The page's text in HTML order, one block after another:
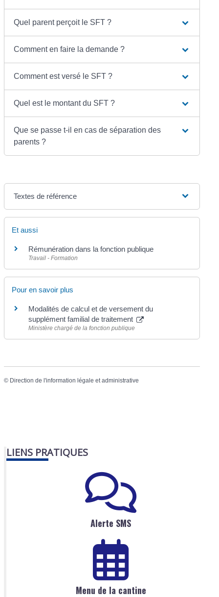
Quel parent perçoit le SFT ?
Comment en faire la demande ?
Comment est versé le SFT ?
Quel est le montant du SFT ?
Que se passe t-il en cas de séparation des
parents ?
Textes de référence
Et aussi
Rémunération dans la fonction publique
Travail - Formation
Pour en savoir plus
Modalités de calcul et de versement du
supplément familial de traitement
Ministère chargé de la fonction publique
© Direction de l'information légale et administrative
LIENS PRATIQUES
Alerte SMS
Menu de la cantine